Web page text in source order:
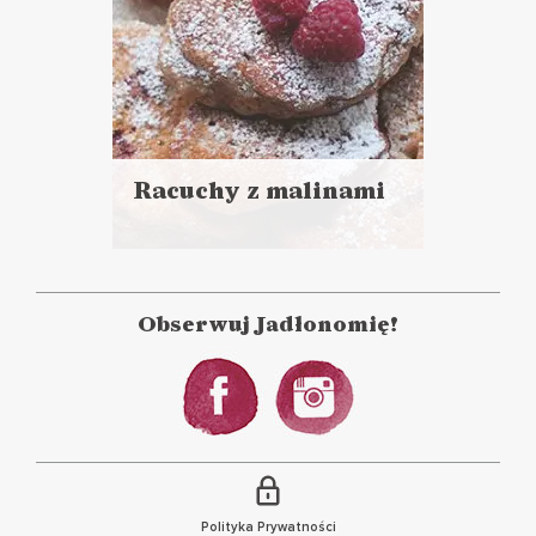
Racuchy z malinami
CIASTA I DESERY
ŚNIADANIA
Obserwuj Jadłonomię!
Polityka Prywatności